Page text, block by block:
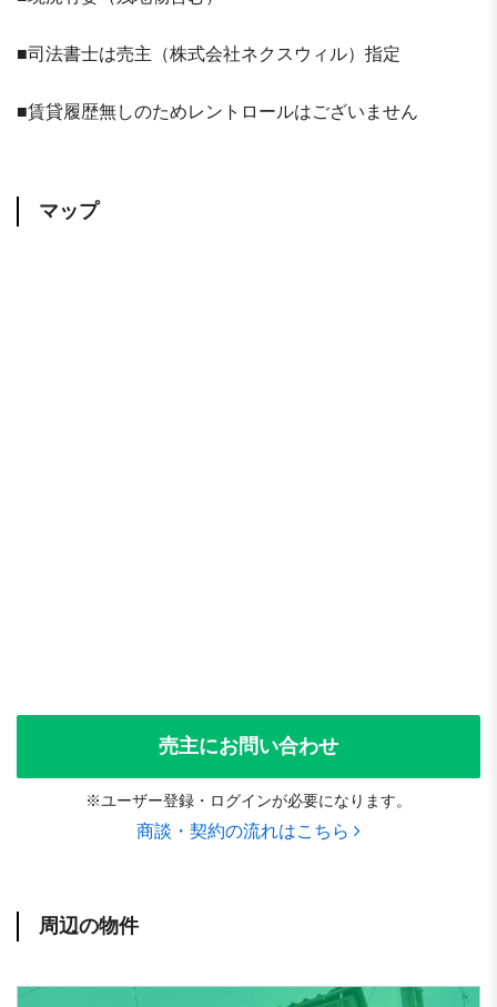
■司法書士は売主（株式会社ネクスウィル）指定
■賃貸履歴無しのためレントロールはございません
マップ
売主にお問い合わせ
※ユーザー登録・ログインが必要になります。
商談・契約の流れはこちら
周辺の物件